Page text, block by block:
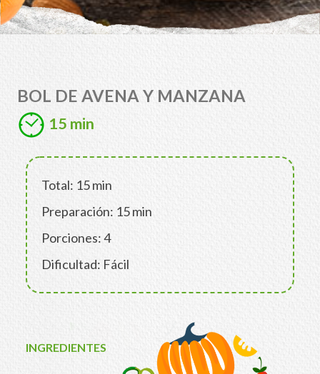
BOL DE AVENA Y MANZANA
15 min
Total: 15 min
Preparación: 15 min
Porciones: 4
Dificultad: Fácil
INGREDIENTES